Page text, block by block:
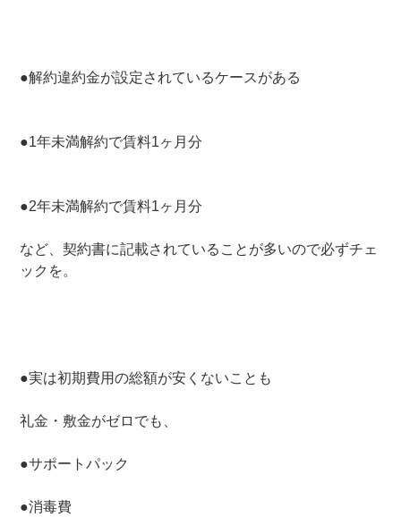
●解約違約金が設定されているケースがある
●1年未満解約で賃料1ヶ月分
●2年未満解約で賃料1ヶ月分
など、契約書に記載されていることが多いので必ずチェ
ックを。
●実は初期費用の総額が安くないことも
礼金・敷金がゼロでも、
●サポートパック
●消毒費